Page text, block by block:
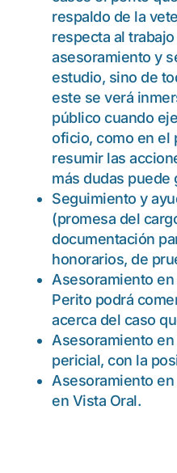
respaldo de la
respecta al
asesoramiento y
estudio, sino de
este se verá
público cuando
oficio, como en el
resumir las
más dudas puede
Seguimiento y
(promesa del
documentación
honorarios, de
Asesoramiento
Perito podrá
acerca del caso
Asesoramiento
pericial, con la
Asesoramiento
en Vista Oral.